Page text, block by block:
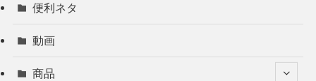
便利ネタ
動画
商品